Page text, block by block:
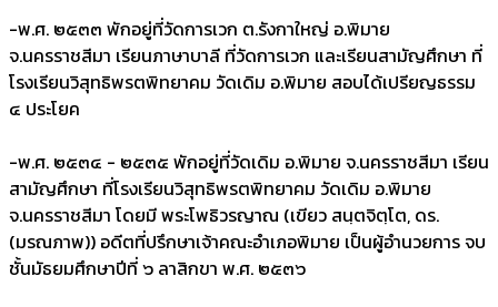
-พ.ศ. ๒๕๓๓ พักอยู่ที่วัดการเวก ต.รังกาใหญ่ อ.พิมาย
จ.นครราชสีมา เรียนภาษาบาลี ที่วัดการเวก และเรียนสามัญศึกษา ที่
โรงเรียนวิสุทธิพรตพิทยาคม วัดเดิม อ.พิมาย สอบได้เปรียญธรรม
๔ ประโยค
-พ.ศ. ๒๕๓๔ - ๒๕๓๕ พักอยู่ที่วัดเดิม อ.พิมาย จ.นครราชสีมา เรียน
สามัญศึกษา ที่โรงเรียนวิสุทธิพรตพิทยาคม วัดเดิม อ.พิมาย
จ.นครราชสีมา โดยมี พระโพธิวรญาณ (เขียว สนฺตจิตฺโต, ดร.
(มรณภาพ)) อดีตที่ปรึกษาเจ้าคณะอำเภอพิมาย เป็นผู้อำนวยการ จบ
ชั้นมัธยมศึกษาปีที่ ๖ ลาสิกขา พ.ศ. ๒๕๓๖